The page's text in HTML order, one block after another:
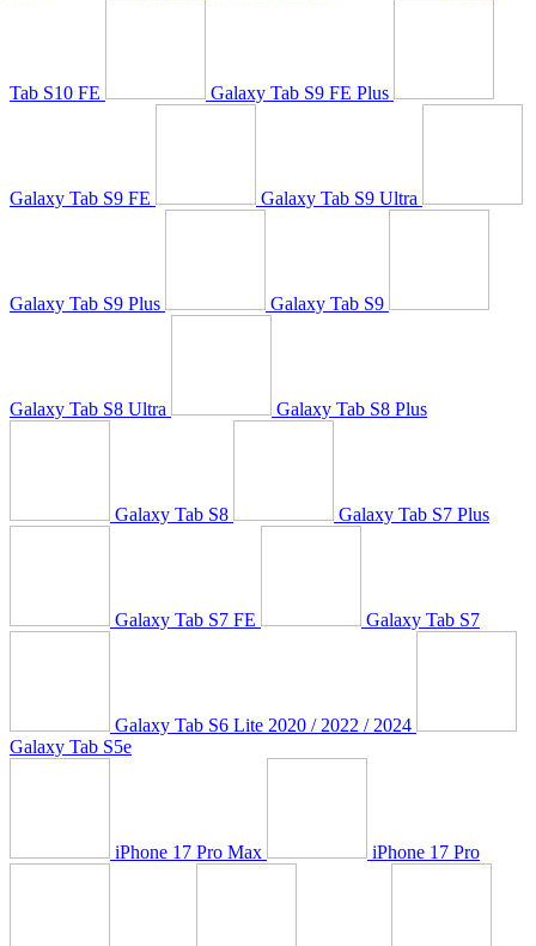
Tab S10 FE Galaxy Tab S9 FE Plus
Galaxy Tab S9 FE Galaxy Tab S9 Ultra
Galaxy Tab S9 Plus Galaxy Tab S9
Galaxy Tab S8 Ultra Galaxy Tab S8 Plus
Galaxy Tab S8 Galaxy Tab S7 Plus
Galaxy Tab S7 FE Galaxy Tab S7
Galaxy Tab S6 Lite 2020 / 2022 / 2024
Galaxy Tab S5e
iPhone 17 Pro Max iPhone 17 Pro